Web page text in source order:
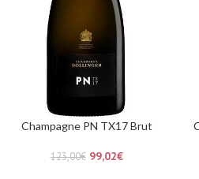
Champagne PN TX17 Brut
123,00€ 99,02€